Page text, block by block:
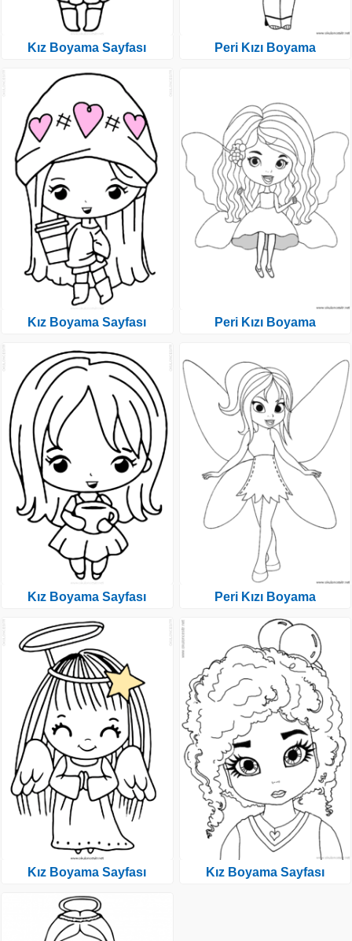
Kız Boyama Sayfası
Kız Boyama Sayfası
Kız Boyama Sayfası
Kız Boyama Sayfası
Peri Kızı Boyama
Peri Kızı Boyama
Peri Kızı Boyama
Kız Boyama Sayfası